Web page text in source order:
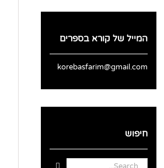
המייל של קורא בספרים
korebasfarim@gmail.com
חיפוש
Search